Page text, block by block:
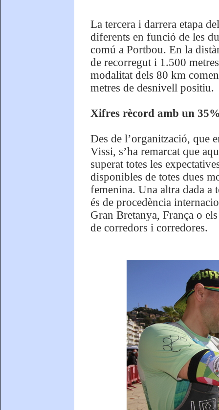
La tercera i darrera etapa
diferents en funció de les
comú a Portbou. En la
de recorregut i 1.500
modalitat dels 80 km
metres de desnivell positiu.
Xifres rècord amb un
Des de l’organització, que
Vissi, s’ha remarcat que
superat totes les
disponibles de totes dues
femenina. Una altra dada a
és de procedència
Gran Bretanya, França o
de corredors i corredores.